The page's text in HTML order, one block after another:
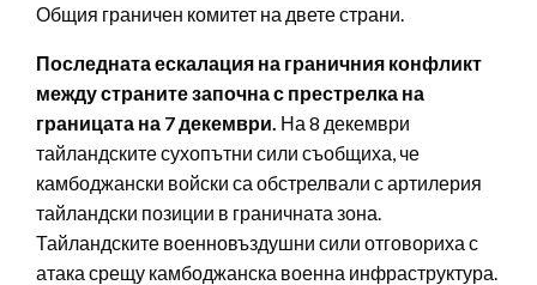
Общия граничен комитет на двете страни.
Последната ескалация на граничния конфликт
между страните започна с престрелка на
границата на 7 декември. На 8 декември
тайландските сухопътни сили съобщиха, че
камбоджански войски са обстрелвали с артилерия
тайландски позиции в граничната зона.
Тайландските военновъздушни сили отговориха с
атака срещу камбоджанска военна инфраструктура.